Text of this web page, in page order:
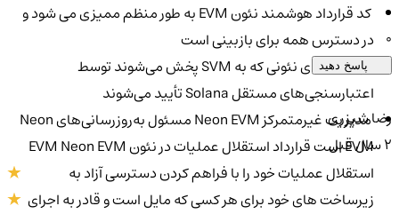
کد قرارداد هوشمند نئون EVM به طور منظم ممیزی می شود و
در دسترس همه برای بازبینی است
تراکنش‌های نئونی که به SVM پخش می‌شوند توسط
اعتبارسنجی‌های مستقل Solana تأیید می‌شوند
مدیریت غیرمتمرکز Neon EVM مسئول به‌روزرسانی‌های Neon
EVM است قرارداد استقلال عملیات در نئون EVM Neon EVM
استقلال عملیات خود را با فراهم کردن دسترسی آزاد به
زیرساخت های خود برای هر کسی که مایل است و قادر به اجرای
پاسخ دهید
رضا شیزری